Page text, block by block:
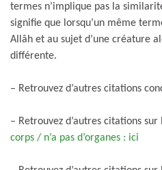
termes n’implique pas la
signifie que lorsqu’un même
Allâh et au sujet d’une créature
différente.
– Retrouvez d’autres citations
– Retrouvez d’autres citations
corps / n’a pas d’organes : ici